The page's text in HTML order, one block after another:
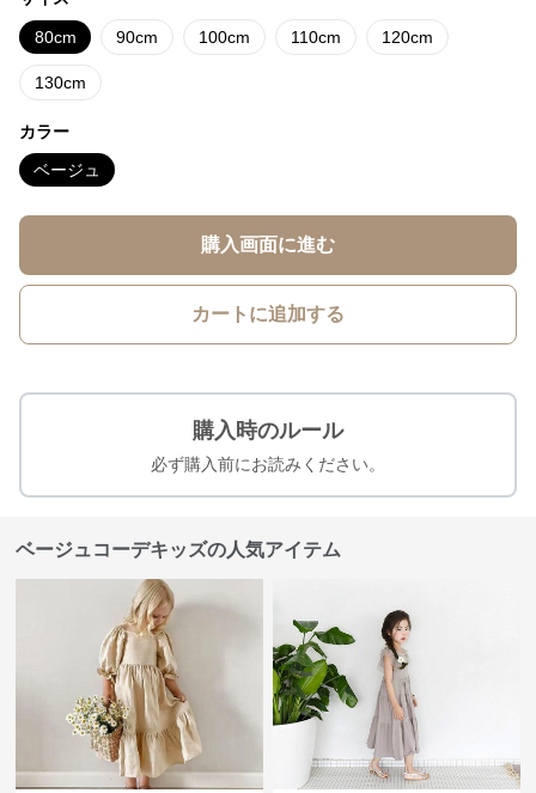
80cm 90cm 100cm 110cm 120cm
130cm
カラー
ベージュ
購入画面に進む
カートに追加する
購入時のルール
必ず購入前にお読みください。
ベージュコーデキッズの人気アイテム